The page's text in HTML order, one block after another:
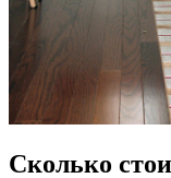
Сколько